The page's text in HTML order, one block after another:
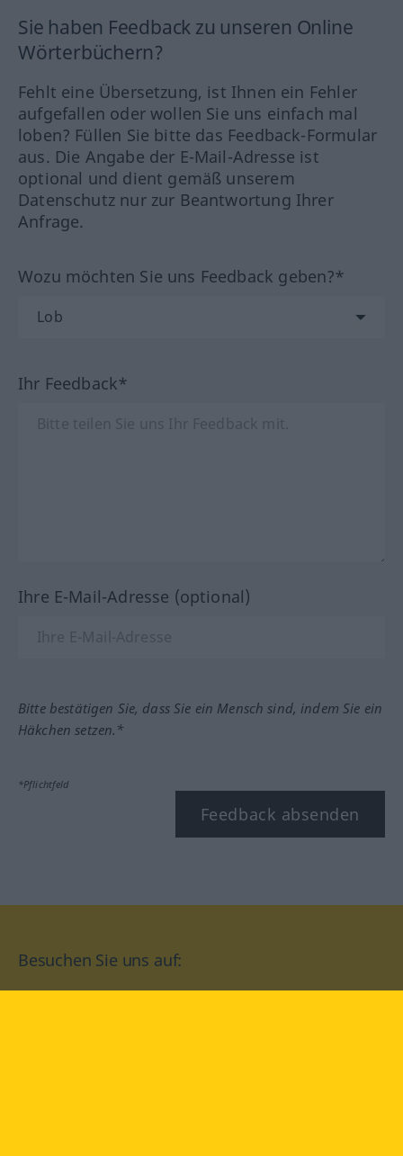
Sie haben Feedback zu unseren Online
Wörterbüchern?
Fehlt eine Übersetzung, ist Ihnen ein Fehler
aufgefallen oder wollen Sie uns einfach mal
loben? Füllen Sie bitte das Feedback-Formular
aus. Die Angabe der E-Mail-Adresse ist
optional und dient gemäß unserem
Datenschutz nur zur Beantwortung Ihrer
Anfrage.
Wozu möchten Sie uns Feedback geben?*
Ihr Feedback*
Ihre E-Mail-Adresse (optional)
Bitte bestätigen Sie, dass Sie ein Mensch sind, indem Sie ein
Häkchen setzen.*
*Pflichtfeld
Feedback absenden
Besuchen Sie uns auf: